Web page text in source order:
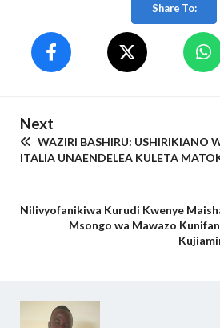
Share To:
Next
WAZIRI BASHIRU: USHIRIKIANO
ITALIA UNAENDELEA KULETA
Nilivyofanikiwa Kurudi Kwenye
Msongo wa Mawazo